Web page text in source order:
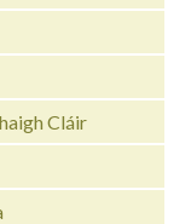
Cláir